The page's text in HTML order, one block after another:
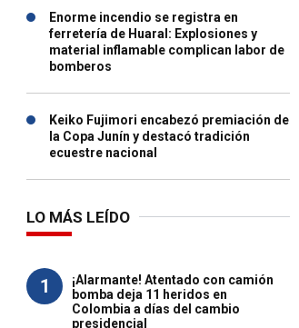
Enorme incendio se registra en
ferretería de Huaral: Explosiones y
material inflamable complican labor de
bomberos
Keiko Fujimori encabezó premiación de
la Copa Junín y destacó tradición
ecuestre nacional
LO MÁS LEÍDO
1
¡Alarmante! Atentado con camión
bomba deja 11 heridos en
Colombia a días del cambio
presidencial